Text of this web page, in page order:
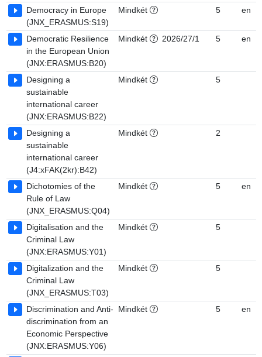
Democracy in Europe
(JNX_ERASMUS:S19)
Mindkét 5 en
Democratic Resilience
in the European Union
(JNX:ERASMUS:B20)
Mindkét 2026/27/1 5 en
Designing a
sustainable
international career
(JNX:ERASMUS:B22)
Mindkét 5
Designing a
sustainable
international career
(J4:xFAK(2kr):B42)
Mindkét 2
Dichotomies of the
Rule of Law
(JNX_ERASMUS:Q04)
Mindkét 5 en
Digitalisation and the
Criminal Law
(JNX:ERASMUS:Y01)
Mindkét 5
Digitalization and the
Criminal Law
(JNX_ERASMUS:T03)
Mindkét 5
Discrimination and Anti-
discrimination from an
Economic Perspective
(JNX:ERASMUS:Y06)
Mindkét 5 en